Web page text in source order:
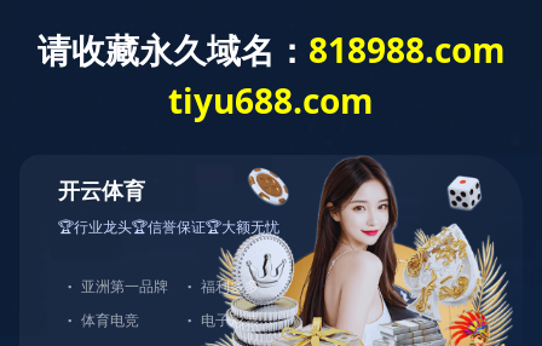
中国体育竞猜网
集团新闻